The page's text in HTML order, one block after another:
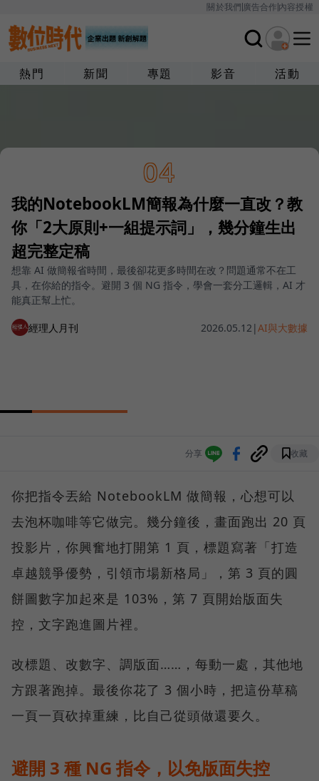
關於我們廣告合作內容授權
熱門 新聞 專題 影音 活動
04
我的NotebookLM簡報為什麼一直改？教
你「2大原則+一組提示詞」，幾分鐘生出
超完整定稿
想靠 AI 做簡報省時間，最後卻花更多時間在改？問題通常不在工
具，在你給的指令。避開 3 個 NG 指令，學會一套分工邏輯，AI 才
能真正幫上忙。
經理人月刊 2026.05.12 |AI與大數據
分享 收藏
你把指令丟給 NotebookLM 做簡報，心想可以
去泡杯咖啡等它做完。幾分鐘後，畫面跑出 20 頁
投影片，你興奮地打開第 1 頁，標題寫著「打造
卓越競爭優勢，引領市場新格局」，第 3 頁的圓
餅圖數字加起來是 103%，第 7 頁開始版面失
控，文字跑進圖片裡。
改標題、改數字、調版面……，每動一處，其他地
方跟著跑掉。最後你花了 3 個小時，把這份草稿
一頁一頁砍掉重練，比自己從頭做還要久。
避開 3 種 NG 指令，以免版面失控